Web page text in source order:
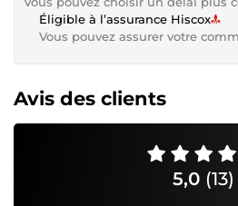
Éligible à l’assurance Hiscox
Vous pouvez assurer votre
Avis des clients
5,0 (13)